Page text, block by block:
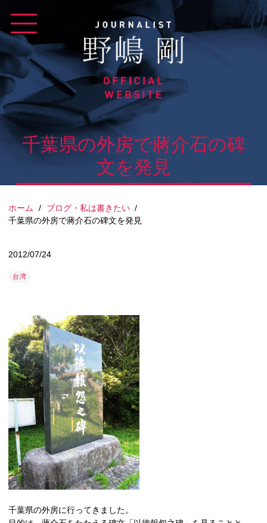
content
千葉県の外房で蔣介石の碑
文を発見
ホーム / ブログ・私は書きたい /
千葉県の外房で蔣介石の碑文を発見
2012/07/24
台湾
千葉県の外房に行ってきました。